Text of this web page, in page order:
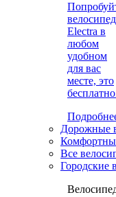
Electra в
любом
удобном
для вас
месте, это
Дорожные
Все
Городские